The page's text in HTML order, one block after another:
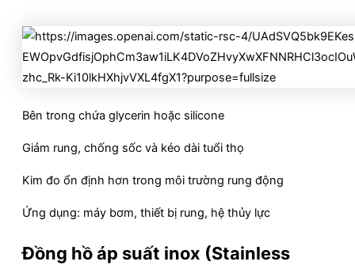
Bên trong chứa glycerin hoặc silicone
Giảm rung, chống sốc và kéo dài tuổi thọ
Kim đo ổn định hơn trong môi trường rung động
Ứng dụng: máy bơm, thiết bị rung, hệ thủy lực
Đồng hồ áp suất inox (Stainless